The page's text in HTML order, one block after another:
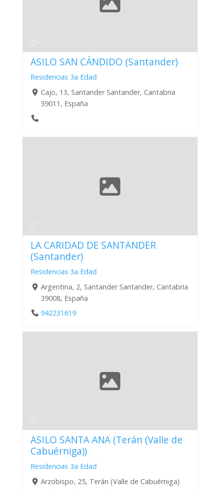
ASILO SAN CÁNDIDO (Santander)
Residencias 3a Edad
Cajo, 13, Santander Santander, Cantabria
39011, España
LA CARIDAD DE SANTANDER
(Santander)
Residencias 3a Edad
Argentina, 2, Santander Santander, Cantabria
39008, España
942231619
ASILO SANTA ANA (Terán (Valle de
Cabuérniga))
Residencias 3a Edad
Arzobispo, 25, Terán (Valle de Cabuérniga)